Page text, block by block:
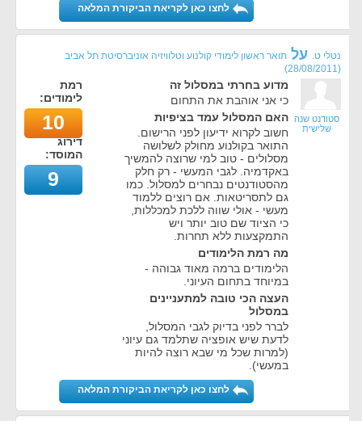
לחצו כאן לקריאת הביקורת המלאה
נטלי ט. על תואר ראשון לימודי קולנוע וטלוויזיה אוניברסיטת תל אביב
(
28/08/2011
)
סטודנט שנה
שלישית
מדוע בחרתי במסלול זה
כי אני אוהבת את התחום
האם המסלול עמד בציפיות
חשוב לקרוא ידיעון לפני הרישום.
התואר בקולנוע מחולק לשלושה
מסלולים - טוב למי שרוצה להמשיך
באקדמיה. לגבי המעשי - רק חלק
מהסטודנטים נבחרים למסלול. כמו
גם לתסריטאות. אם רוצים ללמוד
מעשי - אולי שווה ללכת למכללות,
כי הציוד שם טוב יותר ויש
התמקצעות ללא תחרות.
מה רמת הלימודים
הלימודים ברמה מאוד גבוהה -
במיוחד בתחום העיוני.
העצה הכי טובה למתעניינים
במסלול
לברר לפני בדיוק לגבי המסלול,
לדעת שיש אופציה שתלמד גם עיוני
(למרות שכל מי שבא רוצה להיות
במעשי).
רמת
לימודים:
10
דירוג
המוסד:
9
לחצו כאן לקריאת הביקורת המלאה